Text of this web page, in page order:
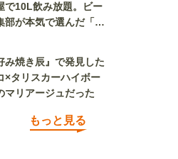
で10L飲み放題。ビー
部が本気で選んだ「ビ
み焼き辰』で発見した
×タリスカーハイボー
マリアージュだった
もっと見る